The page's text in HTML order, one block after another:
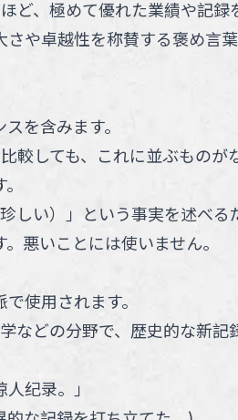
ど、極めて優れた業績や記録
さや卓越性を称賛する褒め言葉
を含みます。
較しても、これに並ぶものが
しい）」という事実を述べる
悪いことには使いません。
使用されます。
などの分野で、歴史的な新記
人纪录。
」